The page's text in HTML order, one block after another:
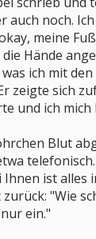
auch noch.
meine
Hände
ich mit
zeigte sich
und ich mich
Blut
Ihnen ist alles
"Wie
ein."